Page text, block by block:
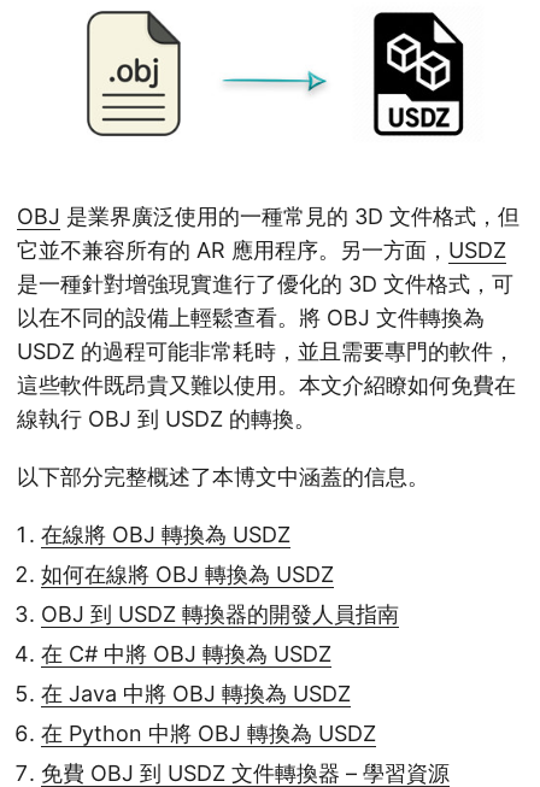
OBJ 是業界廣泛使用的一種常見的 3D 文件格式，但
它並不兼容所有的 AR 應用程序。另一方面， USDZ
是一種針對增強現實進行了優化的 3D 文件格式，可
以在不同的設備上輕鬆查看。將 OBJ 文件轉換為
USDZ 的過程可能非常耗時，並且需要專門的軟件，
這些軟件既昂貴又難以使用。本文介紹瞭如何免費在
線執行 OBJ 到 USDZ 的轉換。
以下部分完整概述了本博文中涵蓋的信息。
在線將 OBJ 轉換為 USDZ
如何在線將 OBJ 轉換為 USDZ
OBJ 到 USDZ 轉換器的開發人員指南
在 C# 中將 OBJ 轉換為 USDZ
在 Java 中將 OBJ 轉換為 USDZ
在 Python 中將 OBJ 轉換為 USDZ
免費 OBJ 到 USDZ 文件轉換器 – 學習資源